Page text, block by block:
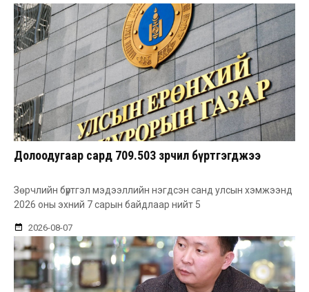
Долоодугаар сард 709.503 зөрчил бүртгэгджээ
Зөрчлийн бүртгэл мэдээллийн нэгдсэн санд улсын хэмжээнд
2026 оны эхний 7 сарын байдлаар нийт 5
2026-08-07